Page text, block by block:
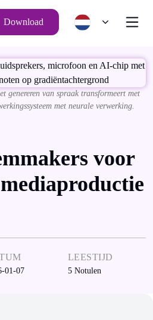
Download
genereren van spraak transformeert met
met neurale verwerking.
voor
01-07
LEESTIJD
5 Notulen